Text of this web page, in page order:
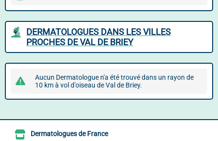
DERMATOLOGUES DANS LES VILLES
PROCHES DE VAL DE BRIEY
Aucun Dermatologue n'a été trouvé dans un rayon de
10 km à vol d'oiseau de Val de Briey.
Dermatologues de France